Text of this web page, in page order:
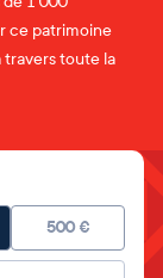
ce patrimoine
travers toute la
500 €